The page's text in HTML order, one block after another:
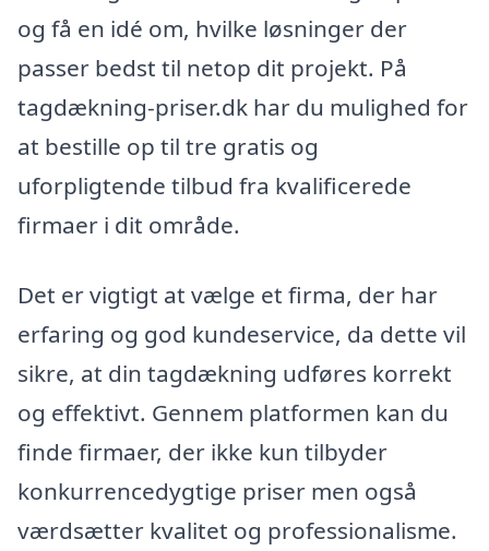
og få en idé om, hvilke løsninger der
passer bedst til netop dit projekt. På
tagdækning-priser.dk har du mulighed for
at bestille op til tre gratis og
uforpligtende tilbud fra kvalificerede
firmaer i dit område.
Det er vigtigt at vælge et firma, der har
erfaring og god kundeservice, da dette vil
sikre, at din tagdækning udføres korrekt
og effektivt. Gennem platformen kan du
finde firmaer, der ikke kun tilbyder
konkurrencedygtige priser men også
værdsætter kvalitet og professionalisme.